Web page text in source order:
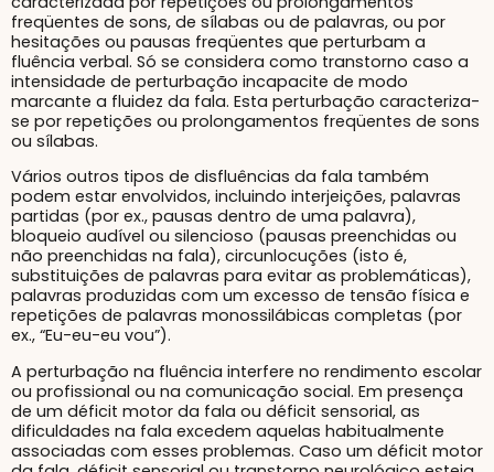
freqüentes de sons, de sílabas ou de palavras, ou por
hesitações ou pausas freqüentes que perturbam a
fluência verbal. Só se considera como transtorno caso a
intensidade de perturbação incapacite de modo
marcante a fluidez da fala. Esta perturbação caracteriza-
se por repetições ou prolongamentos freqüentes de sons
ou sílabas.
Vários outros tipos de disfluências da fala também
podem estar envolvidos, incluindo interjeições, palavras
partidas (por ex., pausas dentro de uma palavra),
bloqueio audível ou silencioso (pausas preenchidas ou
não preenchidas na fala), circunlocuções (isto é,
substituições de palavras para evitar as problemáticas),
palavras produzidas com um excesso de tensão física e
repetições de palavras monossilábicas completas (por
ex., “Eu-eu-eu vou”).
A perturbação na fluência interfere no rendimento escolar
ou profissional ou na comunicação social. Em presença
de um déficit motor da fala ou déficit sensorial, as
dificuldades na fala excedem aquelas habitualmente
associadas com esses problemas. Caso um déficit motor